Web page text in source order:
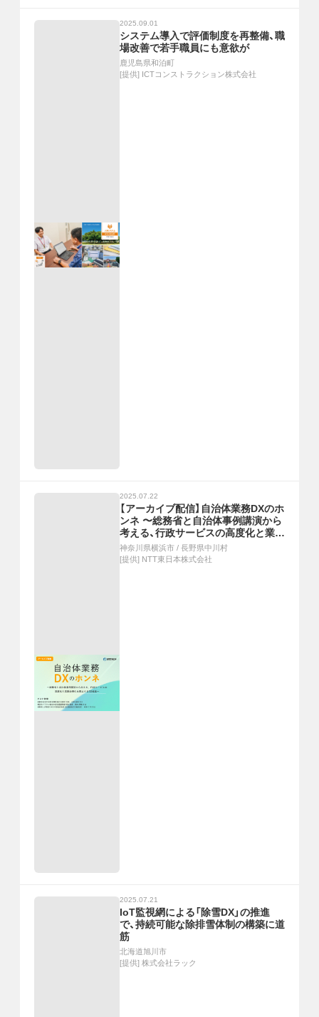
2025.09.01
システム導入で評価制度を再整備、職
場改善で若手職員にも意欲が
鹿児島県和泊町
[提供] ICTコンストラクション株式会社
2025.07.22
【アーカイブ配信】自治体業務DXのホ
ンネ 〜総務省と自治体事例講演から
考える、行政サービスの高度化と業務
効率化を両立するDX推進〜
神奈川県横浜市 / 長野県中川村
[提供] NTT東日本株式会社
2025.07.21
IoT監視網による「除雪DX」の推進
で、持続可能な除排雪体制の構築に道
筋
北海道旭川市
[提供] 株式会社ラック